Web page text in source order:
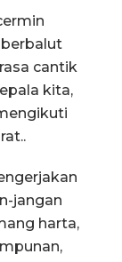
cantik
kita,
jangan
harta,